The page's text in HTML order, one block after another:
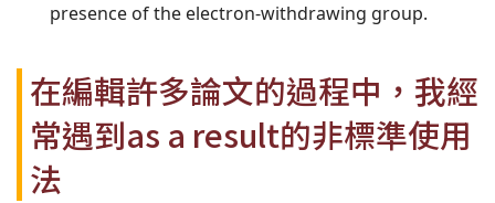
presence of the electron-withdrawing group.
在編輯許多論文的過程中，我經
常遇到as a result的非標準使用
法